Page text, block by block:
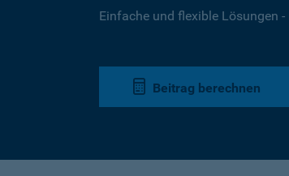
Einfache und flexible Lösungen
Beitrag berechnen